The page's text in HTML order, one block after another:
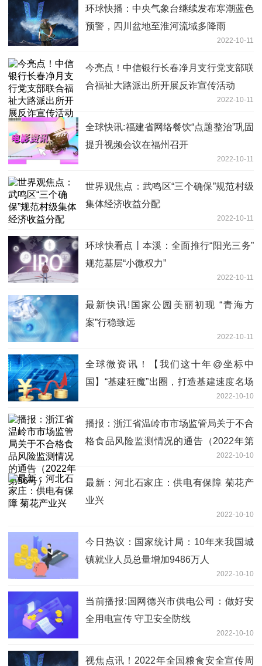
环球快播：中央气象台继续发布寒潮蓝色
预警，四川盆地至淮河流域多降雨
2022-10-11
今亮点！中信银行长春净月支行党支部联
合福祉大路派出所开展反诈宣传活动
2022-10-11
全球快讯:福建省网络餐饮“点题整治”巩固
提升视频会议在福州召开
2022-10-11
世界观焦点：武鸣区“三个确保”规范村级
集体经济收益分配
2022-10-11
环球快看点丨本溪：全面推行“阳光三务”
规范基层“小微权力”
2022-10-11
最新快讯!国家公园美丽初现 “青海方
案”行稳致远
2022-10-11
全球微资讯！【我们这十年@坐标中
国】“基建狂魔”出圈，打造基建速度名场
2022-10-10
播报：浙江省温岭市市场监管局关于不合
格食品风险监测情况的通告（2022年第
2022-10-10
最新：河北石家庄：供电有保障 菊花产
业兴
2022-10-10
今日热议：国家统计局：10年来我国城
镇就业人员总量增加9486万人
2022-10-10
当前播报:国网德兴市供电公司：做好安
全用电宣传 守卫安全防线
2022-10-10
视焦点讯！2022年全国粮食安全宣传周